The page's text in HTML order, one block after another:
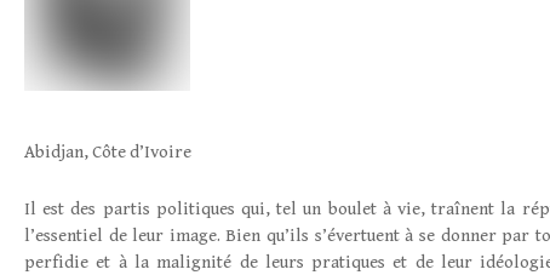
Abidjan, Côte d’Ivoire
Il est des partis politiques qui, tel un boulet à vie, traînent la
l’essentiel de leur image. Bien qu’ils s’évertuent à se donner par
perfidie et à la malignité de leurs pratiques et de leur